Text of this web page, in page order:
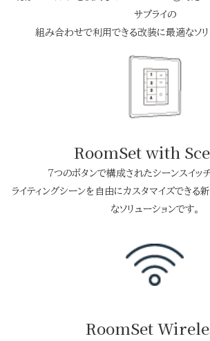
サプライの
組み合わせで利用できる改装に最適なソリ
RoomSet with
7つのボタンで構成されたシーンスイッチ
ライティングシーンを自由にカスタマイズできる
なソリューションです。
RoomSet